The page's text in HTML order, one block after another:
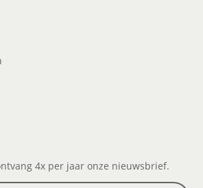
4x per jaar onze nieuwsbrief.